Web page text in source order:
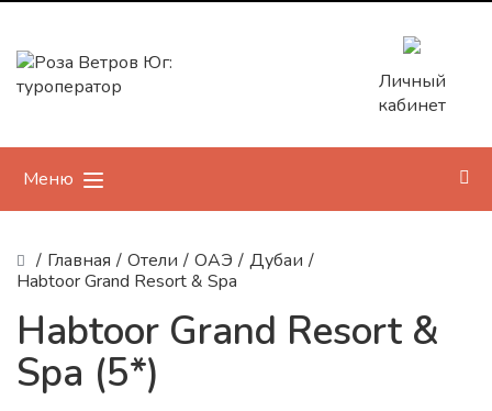
Личный
кабинет
Меню
/ Главная / Отели / ОАЭ / Дубаи /
Habtoor Grand Resort & Spa
Habtoor Grand Resort &
Spa (5*)